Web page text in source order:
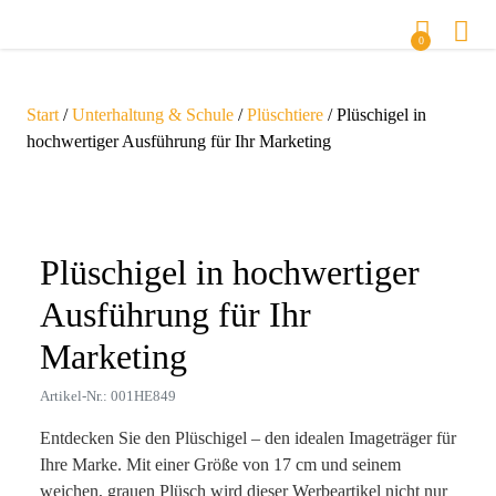
0
Start /Unterhaltung & Schule /Plüschtiere / Plüschigel in
hochwertiger Ausführung für Ihr Marketing
Plüschigel in hochwertiger
Ausführung für Ihr
Marketing
Artikel-Nr.: 001HE849
Entdecken Sie den Plüschigel – den idealen Imageträger für
Ihre Marke. Mit einer Größe von 17 cm und seinem
weichen, grauen Plüsch wird dieser Werbeartikel nicht nur